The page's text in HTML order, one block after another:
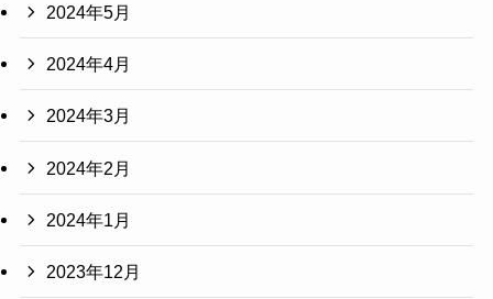
2024年5月
2024年4月
2024年3月
2024年2月
2024年1月
2023年12月